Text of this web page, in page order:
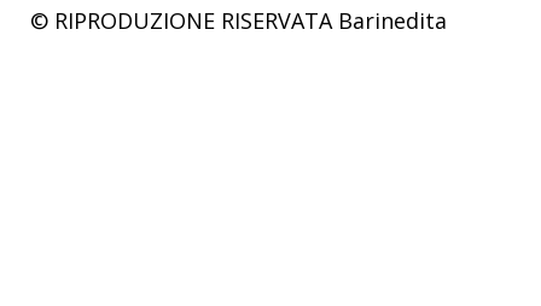
© RIPRODUZIONE RISERVATA Barinedita